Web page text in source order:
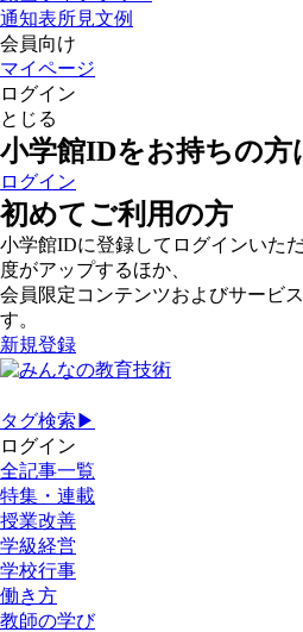
通知表所見文例
会員向け
マイページ
ログイン
とじる
小学館IDをお持ちの方
ログイン
初めてご利用の方
小学館IDに登録してログインいた
度がアップするほか、
会員限定コンテンツおよびサービ
す。
新規登録
タグ検索▶
ログイン
全記事一覧
特集・連載
授業改善
学級経営
学校行事
働き方
教師の学び